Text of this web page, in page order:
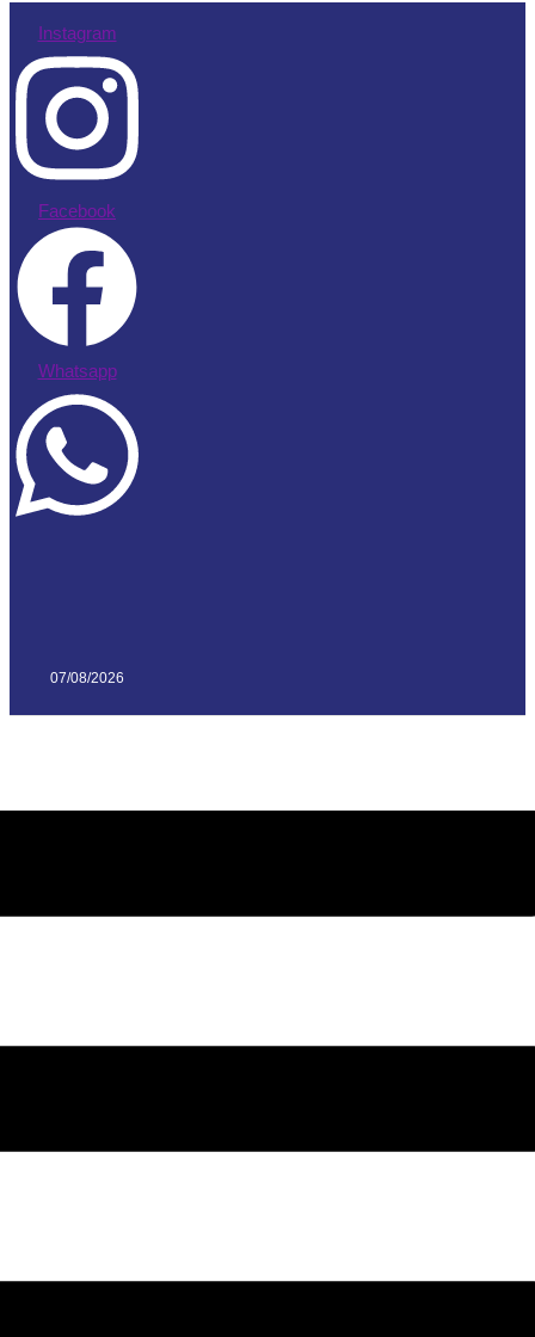
Instagram
Facebook
Whatsapp
07/08/2026